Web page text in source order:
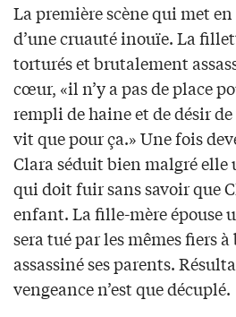
La première scène qui met en
d’une cruauté inouïe. La
torturés et brutalement
cœur, «il n’y a pas de place
rempli de haine et de désir
vit que pour ça.» Une fois
Clara séduit bien malgré elle
qui doit fuir sans savoir que
enfant. La fille-mère épouse
sera tué par les mêmes fiers
assassiné ses parents.
vengeance n’est que décuplé.